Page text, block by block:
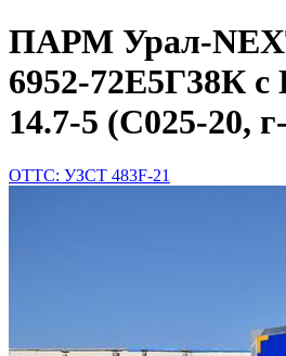
ПАРМ Урал-
6952-72Е5Г38К
14.7-5 (С025-20,
ОТТС: УЗСТ 483F-21